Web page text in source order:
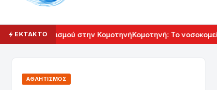
ΕΚΤΑΚΤΟ
Πολιτισμού στην ΚομοτηνήΚομοτηνή: Το νοσοκομείο
ΑΘΛΗΤΙΣΜΌΣ